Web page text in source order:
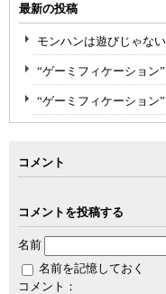
最新の投稿
モンハンは遊びじゃな
“ゲーミフィケーション
“ゲーミフィケーション
コメント
コメントを投稿する
名前
名前を記憶しておく
コメント：